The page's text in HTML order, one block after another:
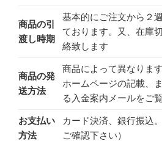
商品の引
渡し時期
基本的にご注文から２
ております。又、在庫
絡致します
商品の発
送方法
商品によって異なります
ホームページの記載、
る入金案内メールをご
お支払い
方法
カード決済、銀行振込
ご確認下さい）